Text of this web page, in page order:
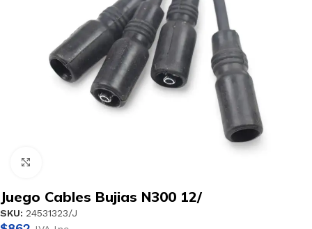
Juego Cables Bujias N300 12/
SKU: 24531323/J